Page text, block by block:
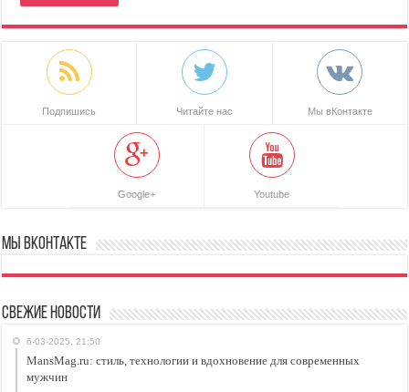
Подпишись Читайте нас Мы вКонтакте
Google+ Youtube
Мы ВКонтакте
Свежие новости
6-03-2025, 21:50
MansMag.ru: стиль, технологии и вдохновение для современных
мужчин